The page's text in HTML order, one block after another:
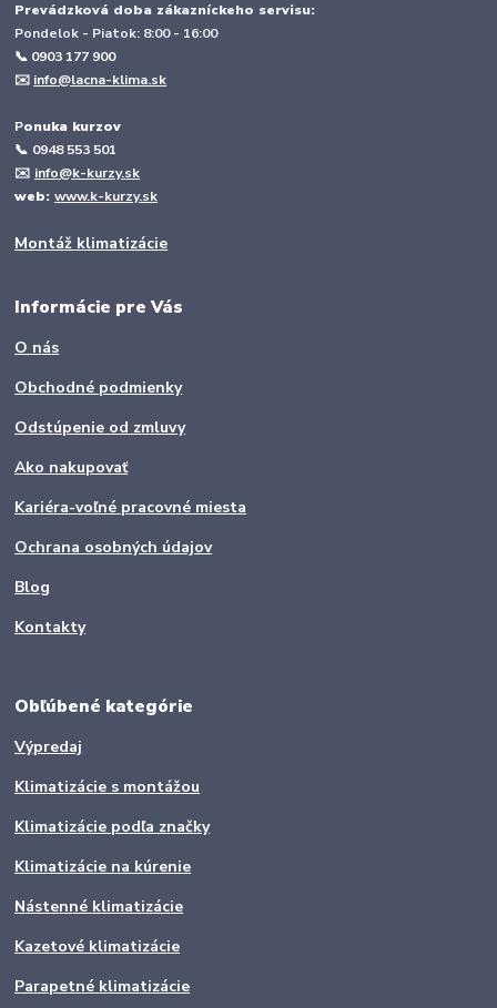
Prevádzková doba zákazníckeho servisu:
Pondelok - Piatok: 8:00 - 16:00
📞 0903 177 900
✉️ info@lacna-klima.sk
Ponuka kurzov
📞 0948 553 501
✉️ info@k-kurzy.sk
web:www.k-kurzy.sk
Montáž klimatizácie
Informácie pre Vás
O nás
Obchodné podmienky
Odstúpenie od zmluvy
Ako nakupovať
Kariéra-voľné pracovné miesta
Ochrana osobných údajov
Blog
Kontakty
Obľúbené kategórie
Výpredaj
Klimatizácie s montážou
Klimatizácie podľa značky
Klimatizácie na kúrenie
Nástenné klimatizácie
Kazetové klimatizácie
Parapetné klimatizácie